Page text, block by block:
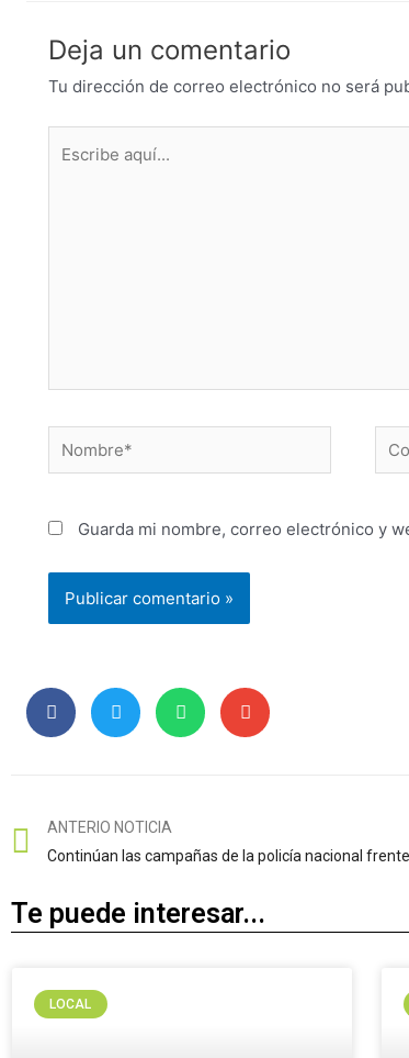
Deja un comentario
Tu dirección de correo electrónico no será
Guarda mi nombre, correo electrónico y
ANTERIO NOTICIA
Continúan las campañas de la policía nacional
Te puede interesar...
LOCAL